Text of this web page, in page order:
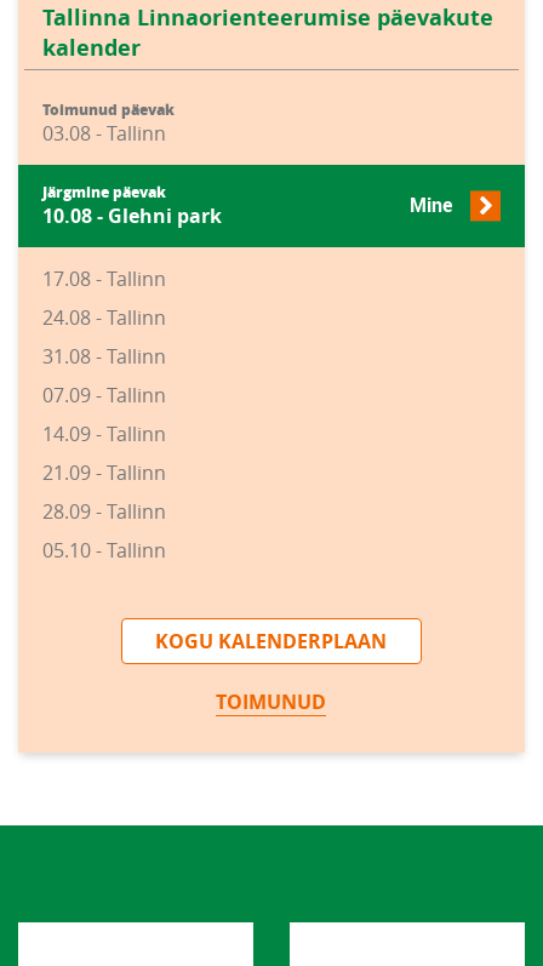
Tallinna Linnaorienteerumise päevakute
kalender
Toimunud päevak
03.08 - Tallinn
Järgmine päevak
10.08 - Glehni park Mine
17.08 - Tallinn
24.08 - Tallinn
31.08 - Tallinn
07.09 - Tallinn
14.09 - Tallinn
21.09 - Tallinn
28.09 - Tallinn
05.10 - Tallinn
KOGU KALENDERPLAAN
TOIMUNUD